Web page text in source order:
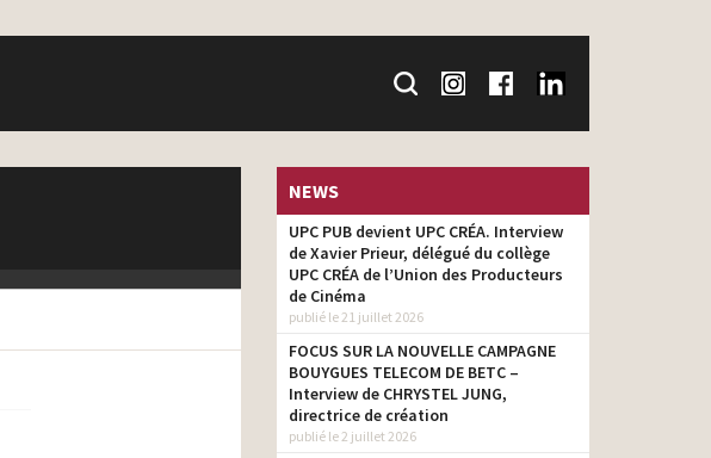
NEWS
UPC PUB devient UPC CRÉA. Interview
de Xavier Prieur, délégué du collège
UPC CRÉA de l’Union des Producteurs
de Cinéma
publié le 21 juillet 2026
FOCUS SUR LA NOUVELLE CAMPAGNE
BOUYGUES TELECOM DE BETC –
Interview de CHRYSTEL JUNG,
directrice de création
publié le 2 juillet 2026